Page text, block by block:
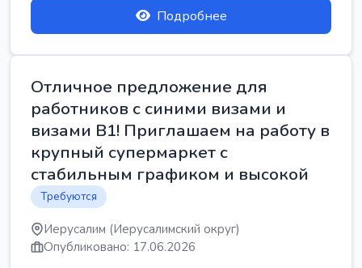
Подробнее
Отличное предложение для
работников с синими визами и
визами B1! Приглашаем на работу в
крупный супермаркет с
стабильным графиком и высокой
Требуются
Иерусалим (Иерусалимский округ)
Опубликовано: 17.06.2026